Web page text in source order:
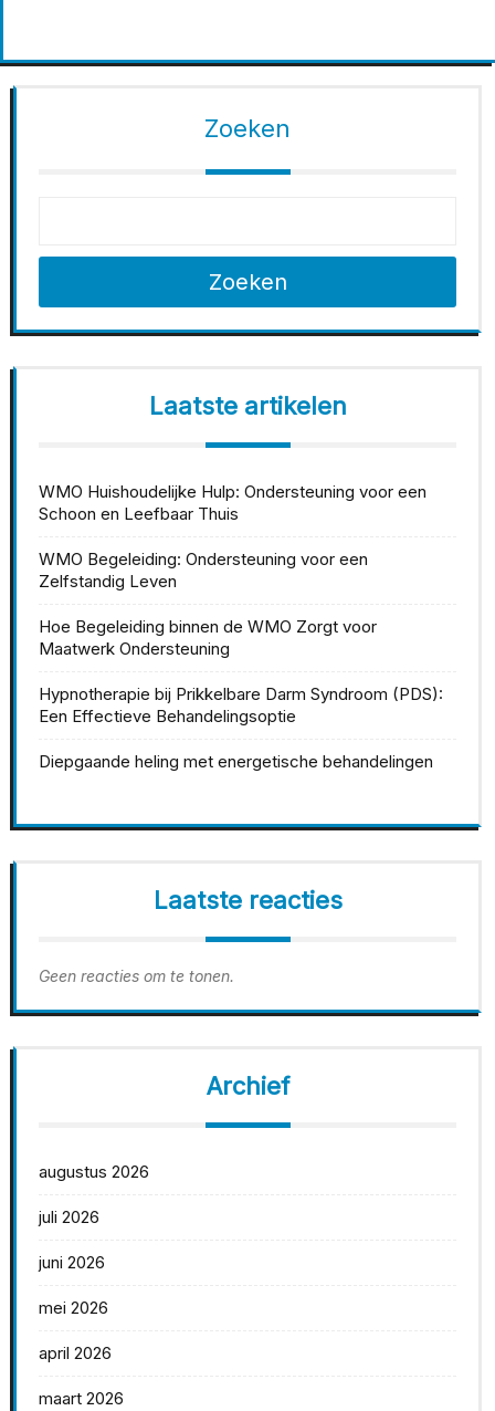
Zoeken
Zoeken
Laatste artikelen
WMO Huishoudelijke Hulp: Ondersteuning voor een
Schoon en Leefbaar Thuis
WMO Begeleiding: Ondersteuning voor een
Zelfstandig Leven
Hoe Begeleiding binnen de WMO Zorgt voor
Maatwerk Ondersteuning
Hypnotherapie bij Prikkelbare Darm Syndroom (PDS):
Een Effectieve Behandelingsoptie
Diepgaande heling met energetische behandelingen
Laatste reacties
Geen reacties om te tonen.
Archief
augustus 2026
juli 2026
juni 2026
mei 2026
april 2026
maart 2026